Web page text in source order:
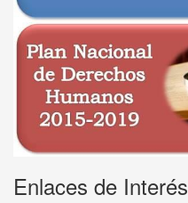
Enlaces de Interés